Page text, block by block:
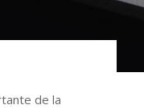
de la